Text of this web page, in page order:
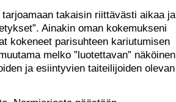
takaisin riittävästi aikaa ja
Ainakin oman kokemukseni
kokeneet parisuhteen kariutumisen
melko ”luotettavan” näköinen
ja esiintyvien taiteilijoiden olevan